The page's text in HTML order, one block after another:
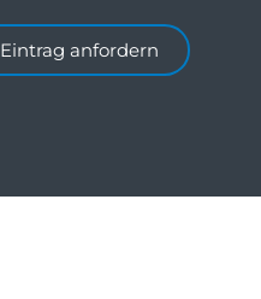
Eintrag anfordern